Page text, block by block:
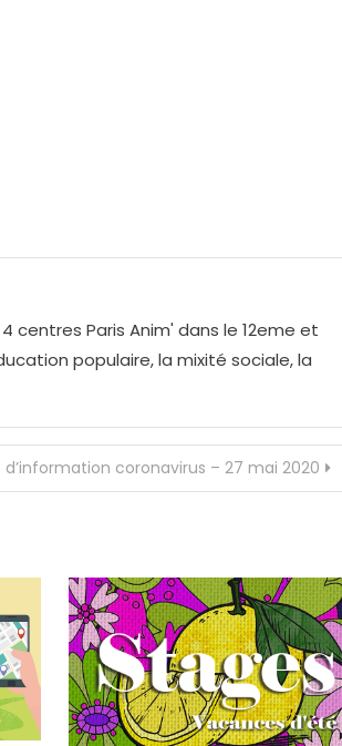
centres Paris Anim' dans le 12eme et
populaire, la mixité sociale, la
d’information coronavirus – 27 mai 2020